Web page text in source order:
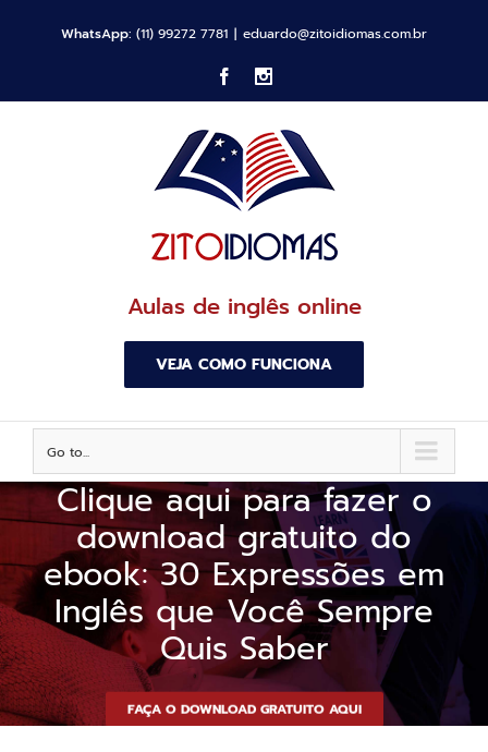
WhatsApp: (11) 99272 7781 | eduardo@zitoidiomas.com.br
Facebook
Aulas de inglês online
VEJA COMO FUNCIONA
Go to...
Clique aqui para fazer o
download gratuito do
ebook: 30 Expressões em
Inglês que Você Sempre
Quis Saber
FAÇA O DOWNLOAD GRATUITO AQUI